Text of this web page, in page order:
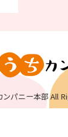
パニー本部 All